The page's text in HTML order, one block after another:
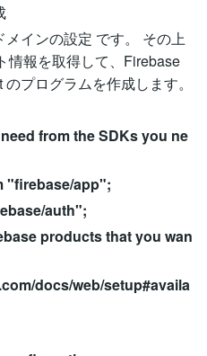
インの設定 です。 その上
情報を取得して、Firebase
プログラムを作成します。
from the SDKs you ne
"firebase/app";
auth";
products that you wan
docs/web/setup#availa